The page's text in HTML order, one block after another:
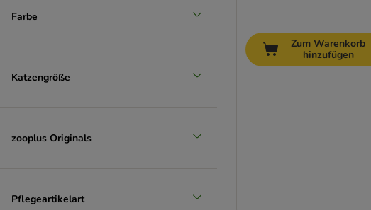
Farbe
Katzengröße
zooplus Originals
Pflegeartikelart
Zum Warenkorb
hinzufügen